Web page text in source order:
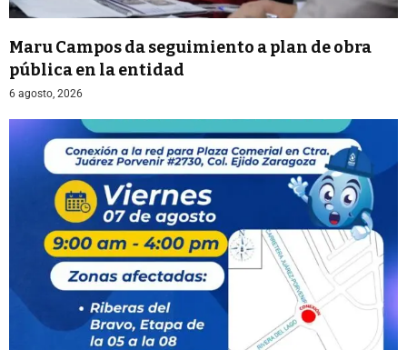
Maru Campos da seguimiento a plan de obra
pública en la entidad
6 agosto, 2026